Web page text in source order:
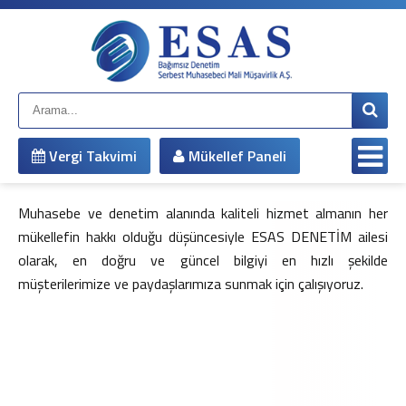
Hakkımızda
Çalışma Arkadaşlarımız
Misyonumuz
Vizyonumuz
Hizmetlerimiz
Mali Müşavirlik Hizmetleri
Bağımsız Denetim
Vergi Takvimi Mükellef Paneli
Muhasebe ve denetim alanında kaliteli hizmet almanın her
mükellefin hakkı olduğu düşüncesiyle ESAS DENETİM ailesi
olarak, en doğru ve güncel bilgiyi en hızlı şekilde
müşterilerimize ve paydaşlarımıza sunmak için çalışıyoruz.